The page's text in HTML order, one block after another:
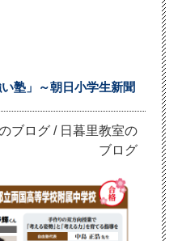
塾」～朝日小学生新聞
ブログ / 日暮里教室の
ブログ